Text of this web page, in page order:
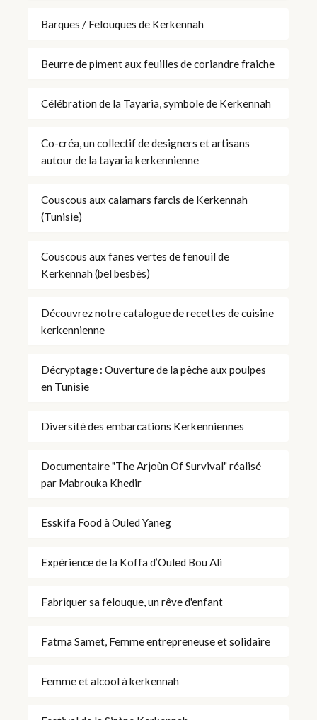
Barques / Felouques de Kerkennah
Beurre de piment aux feuilles de coriandre fraiche
Célébration de la Tayaria, symbole de Kerkennah
Co-créa, un collectif de designers et artisans
autour de la tayaria kerkennienne
Couscous aux calamars farcis de Kerkennah
(Tunisie)
Couscous aux fanes vertes de fenouil de
Kerkennah (bel besbès)
Découvrez notre catalogue de recettes de cuisine
kerkennienne
Décryptage : Ouverture de la pêche aux poulpes
en Tunisie
Diversité des embarcations Kerkenniennes
Documentaire "The Arjoùn Of Survival" réalisé
par Mabrouka Khedir
Esskifa Food à Ouled Yaneg
Expérience de la Koffa d’Ouled Bou Ali
Fabriquer sa felouque, un rêve d'enfant
Fatma Samet, Femme entrepreneuse et solidaire
Femme et alcool à kerkennah